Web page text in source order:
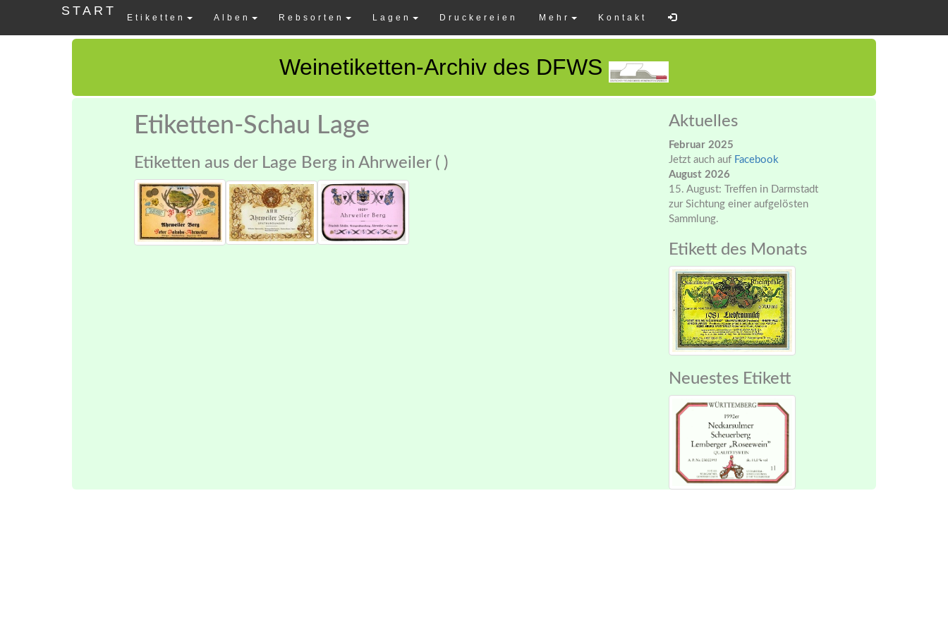
START Etiketten Alben Rebsorten Lagen Druckereien Mehr Kontakt
Weinetiketten-Archiv des DFWS
Etiketten-Schau Lage
Etiketten aus der Lage Berg in Ahrweiler ( )
Aktuelles
Februar 2025
Jetzt auch auf Facebook
August 2026
15. August: Treffen in Darmstadt
zur Sichtung einer aufgelösten
Sammlung.
Etikett des Monats
Neuestes Etikett